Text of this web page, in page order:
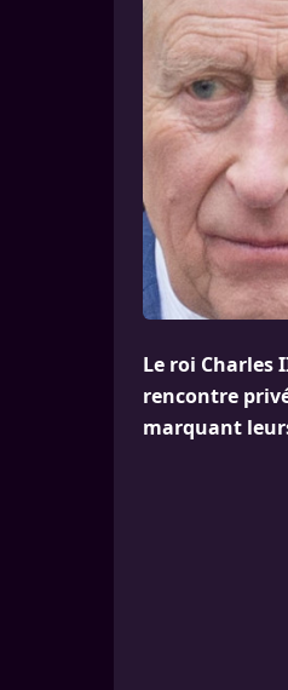
Le roi Charles
rencontre
marquant